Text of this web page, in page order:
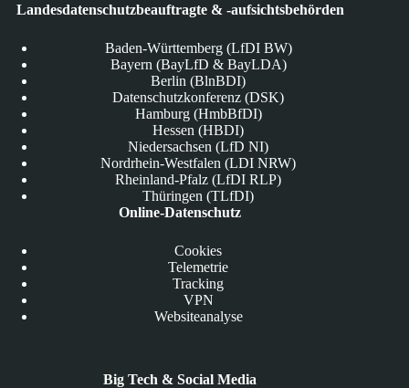
Landesdatenschutzbeauftragte & -aufsichtsbehörden
Baden-Württemberg (LfDI BW)
Bayern (BayLfD & BayLDA)
Berlin (BlnBDI)
Datenschutzkonferenz (DSK)
Hamburg (HmbBfDI)
Hessen (HBDI)
Niedersachsen (LfD NI)
Nordrhein-Westfalen (LDI NRW)
Rheinland-Pfalz (LfDI RLP)
Thüringen (TLfDI)
Online-Datenschutz
Cookies
Telemetrie
Tracking
VPN
Websiteanalyse
Big Tech & Social Media